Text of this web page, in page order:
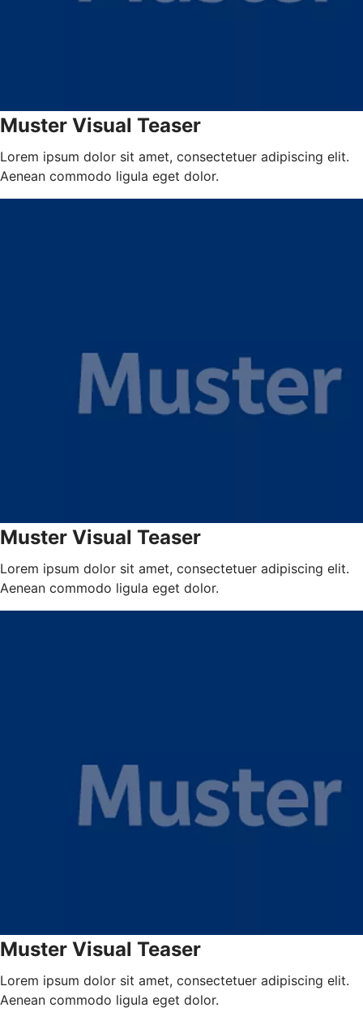
Muster Visual Teaser
Lorem ipsum dolor sit amet, consectetuer adipiscing elit.
Aenean commodo ligula eget dolor.
Muster Visual Teaser
Lorem ipsum dolor sit amet, consectetuer adipiscing elit.
Aenean commodo ligula eget dolor.
Muster Visual Teaser
Lorem ipsum dolor sit amet, consectetuer adipiscing elit.
Aenean commodo ligula eget dolor.